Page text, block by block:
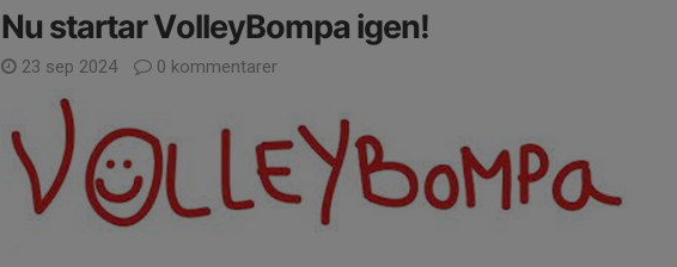
Nu startar VolleyBompa igen!
23 sep 2024 0 kommentarer